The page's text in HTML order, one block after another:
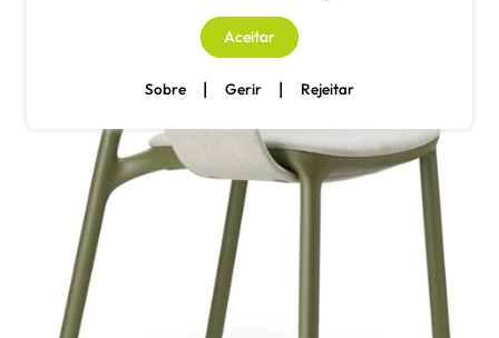
Aceitar
Sobre | Gerir | Rejeitar